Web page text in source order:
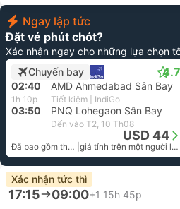
Ngay lập tức
Đặt vé phút chót?
Xác nhận ngay cho những lựa chọn
Chuyến bay
4.7
02:40 AMD Ahmedabad Sân Bay
1h 10p Tiết kiệm | IndiGo
03:50 PNQ Lohegaon Sân Bay
Đến vào T2, 10 Th08
USD 44
Đã bao gồm thuế | giá tính trên một người lớn
Xác nhận tức thì
17:15 09:00+1 15h 45p